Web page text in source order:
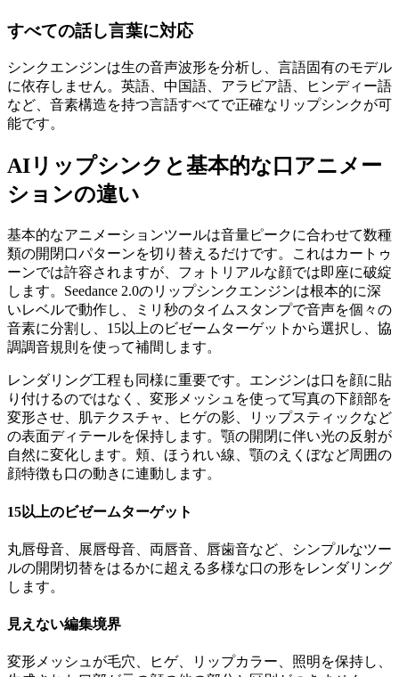
すべての話し言葉に対応
シンクエンジンは生の音声波形を分析し、言語固有のモデル
に依存しません。英語、中国語、アラビア語、ヒンディー語
など、音素構造を持つ言語すべてで正確なリップシンクが可
能です。
AIリップシンクと基本的な口アニメー
ションの違い
基本的なアニメーションツールは音量ピークに合わせて数種
類の開閉口パターンを切り替えるだけです。これはカートゥ
ーンでは許容されますが、フォトリアルな顔では即座に破綻
します。Seedance 2.0のリップシンクエンジンは根本的に深
いレベルで動作し、ミリ秒のタイムスタンプで音声を個々の
音素に分割し、15以上のビゼームターゲットから選択し、協
調調音規則を使って補間します。
レンダリング工程も同様に重要です。エンジンは口を顔に貼
り付けるのではなく、変形メッシュを使って写真の下顔部を
変形させ、肌テクスチャ、ヒゲの影、リップスティックなど
の表面ディテールを保持します。顎の開閉に伴い光の反射が
自然に変化します。頬、ほうれい線、顎のえくぼなど周囲の
顔特徴も口の動きに連動します。
15以上のビゼームターゲット
丸唇母音、展唇母音、両唇音、唇歯音など、シンプルなツー
ルの開閉切替をはるかに超える多様な口の形をレンダリング
します。
見えない編集境界
変形メッシュが毛穴、ヒゲ、リップカラー、照明を保持し、